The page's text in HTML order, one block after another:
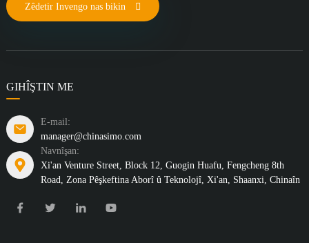
Zêdetir Invengo nas bikin
GIHÎŞTIN ME
E-mail:
manager@chinasimo.com
Navnîşan:
Xi'an Venture Street, Block 12, Guogin Huafu, Fengcheng 8th
Road, Zona Pêşkeftina Aborî û Teknolojî, Xi'an, Shaanxi, Chinaîn